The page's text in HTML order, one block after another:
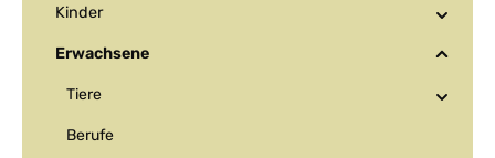
Kinder
Erwachsene
Tiere
Berufe